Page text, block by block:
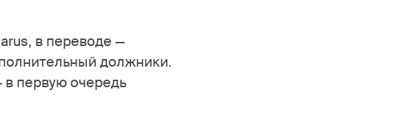
в переводе —
должники.
первую очередь